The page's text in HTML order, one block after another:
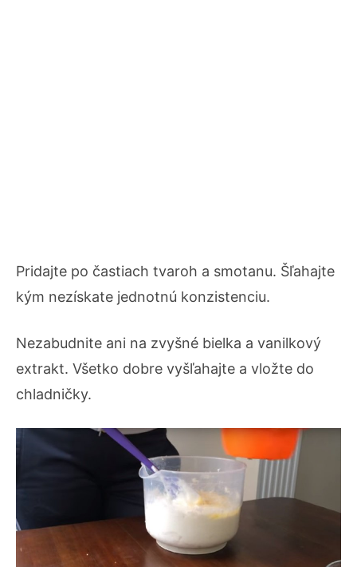
Pridajte po častiach tvaroh a smotanu. Šľahajte
kým nezískate jednotnú konzistenciu.
Nezabudnite ani na zvyšné bielka a vanilkový
extrakt. Všetko dobre vyšľahajte a vložte do
chladničky.